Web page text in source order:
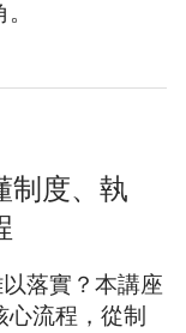
制度、執
落實？本講座
流程，從制